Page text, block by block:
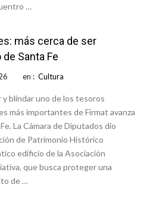
…
más cerca de ser
Santa Fe
en : Cultura
blindar uno de los tesoros
más importantes de Firmat avanza
La Cámara de Diputados dio
de Patrimonio Histórico
edificio de la Asociación
que busca proteger una
de …